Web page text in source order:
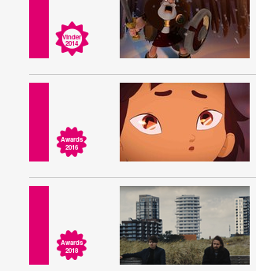
Vinder
2014
Awards
2016
Awards
2018